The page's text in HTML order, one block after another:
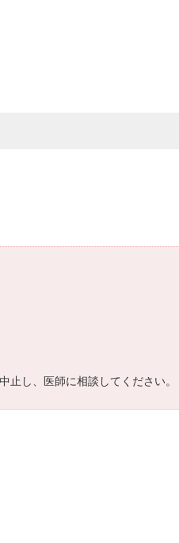
し、医師に相談してください。